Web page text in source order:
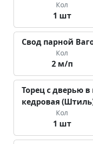
Кол
1 шт
Свод парной
Кол
2 м/п
Торец с дверью
кедровая
Кол
1 шт